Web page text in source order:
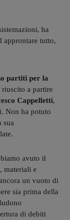
ha
approntare tutto,
partiti per la
a partire
Cappelletti,
Non ha potuto
sua
avuto il
materiali e
un vuoto di
sia prima della
di debiti